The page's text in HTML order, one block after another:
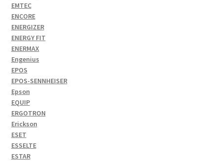
EMTEC
ENCORE
ENERGIZER
ENERGY FIT
ENERMAX
Engenius
EPOS
EPOS-SENNHEISER
Epson
EQUIP
ERGOTRON
Erickson
ESET
ESSELTE
ESTAR